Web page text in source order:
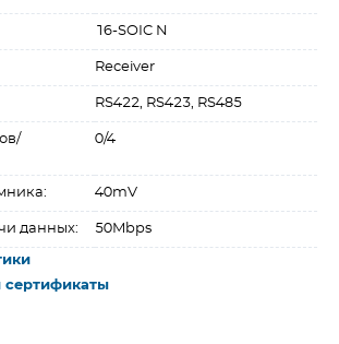
16-SOIC N
Receiver
RS422, RS423, RS485
0/4
40mV
данных: 50Mbps
сертификаты